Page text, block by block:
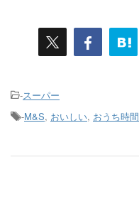
-スーパー
-M&S, おいしい, おうち時間